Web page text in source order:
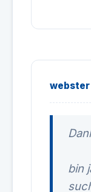
webster
bin